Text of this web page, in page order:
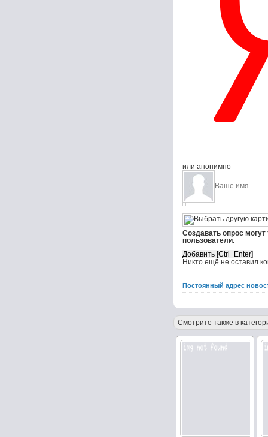
или анонимно
Создавать опрос
пользователи.
Никто ещё не оставил
Постоянный адрес
Смотрите также в